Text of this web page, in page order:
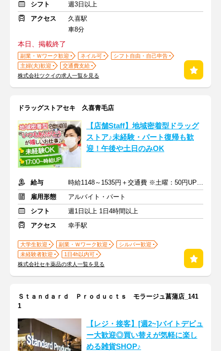
シフト
週3日以上
アクセス
久喜駅
車8分
本日、掲載終了
副業・Ｗワーク歓迎 ネイル可
シフト自由・自己申告
主婦(夫)歓迎
交通費支給
株式会社ツクイの求人一覧を見る
ドラッグストアセキ 久喜青毛店
【店舗Staff】地域密着型ドラッグ
ストア♪未経験・パート復帰も歓
迎！午後や土日のみOK
給与
時給1148～1535円＋交通費 ※土曜：50円UP/日曜・祝日：100円UP
雇用形態
アルバイト・パート
シフト
週1日以上 1日4時間以上
アクセス
幸手駅
大学生歓迎 副業・Ｗワーク歓迎
シルバー歓迎
未経験者歓迎
1日4h以内可
株式会社セキ薬品の求人一覧を見る
Ｓｔａｎｄａｒｄ Ｐｒｏｄｕｃｔｓ モラージュ菖蒲店_141
1
【レジ・接客】[週2~]バイトデビュ
ー大歓迎◎買い替えが気軽に楽し
める雑貨SHOP♪